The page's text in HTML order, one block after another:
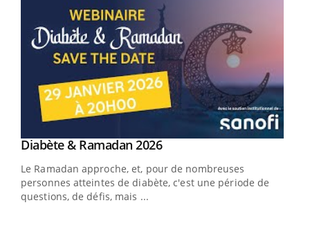
Youtube
Diabète & Ramadan 2026Youtube
Le Ramadan approche, et, pour de nombreuses
personnes atteintes de diabète, c'est une période de
questions, de défis, mais ...